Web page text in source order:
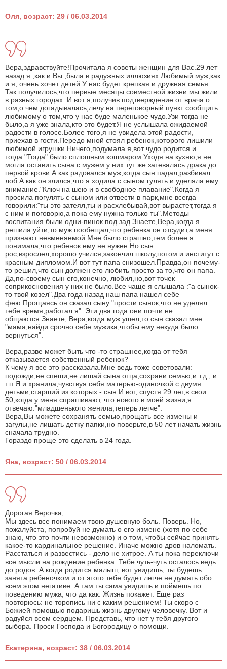
Оля, возраст: 29 / 06.03.2014
Вера,здравствуйте!Прочитала я советы женщин для Вас.29 лет
назад я ,как и Вы ,была в радужных иллюзиях.Любимый муж,как
и я, очень хочет детей.У нас будет крепкая и дружная семья.
Так получилось,что первые месяцы совместной жизни мы жили
в разных городах. И вот я,получив подтверждение от врача о
том,о чем догадывалась,лечу на переговорный пункт сообщить
любимому о том,что у нас буде маленькое чудо.Узи тогда не
было,а я уже знала,кто это будет.Я не услышала ожидаемой
радости в голосе.Более того,я не увидела этой радости,
приехав в гости.Передо мной стоял ребенок,которого лишили
любимой игрушки.Ничего,подумала я,вот чудо родится и
тогда."Тогда" было сплошным кошмаром.Уходя на кухню,я не
могла оставить сына с мужем.у них тут же затевалась драка до
первой крови.А как радовался муж,когда сын падал,разбивал
лоб.А как он злился,что я ходила с сыном гулять и уделяла ему
внимание."Ключ на шею и в свободное плавание".Когда я
просила погулять с сыном или отвести в парк,мне всегда
говорили:"ты это затеял,ты и расхлебывай,вот вырастет,тогда я
с ним и поговорю,а пока ему нужна только ты".Методы
воспитания были одни-пинок под зад.Знаете,Вера,когда я
решила уйти,то муж пообещал,что ребенка он отсудит,а меня
признают невменяемой.Мне было страшно,тем более я
понимала,что ребенок ему не нужен.Но сын
рос,взрослел,хорошо учился,закончил школу,потом и институт с
красным дипломом.И вот тут папа снизошел.Правда,он почему-
то решил,что сын должен его любить просто за то,что он папа.
Да,по-своему сын его,конечно, любил,но,вот точек
соприкосновения у них не было.Все чаще я слышала :"а сынок-
то твой козел".Два года назад наш папа нашел себе
фею.Прощаясь он сказал сыну:"прости сынок,что не уделял
тебе время,работал я". Эти два года они почти не
общаются.Знаете, Вера,когда муж ушел,то сын сказал мне:
"мама,найди срочно себе мужика,чтобы ему некуда было
вернуться".
Вера,разве может быть что -то страшнее,когда от тебя
отказывается собственный ребенок?
К чему я все это рассказала.Мне ведь тоже советовали:
подожди,не спеши,не лишай сына отца,сохрани семью,и т.д., и
т.п.Я и хранила,чувствуя себя матерью-одиночкой с двумя
детьми,старший из которых - сын.И вот, спустя 29 лет,в свои
50,когда у меня спрашивают, что нового в моей жизни,я
отвечаю:"младшенького женила,теперь легче".
Вера,Вы можете сохранять семью,прощать все измены и
загулы,не лишать детку папки,но поверьте,в 50 лет начать жизнь
сначала трудно.
Гораздо проще это сделать в 24 года.
Яна, возраст: 50 / 06.03.2014
Дорогая Верочка,
Мы здесь все понимаем твою душевную боль. Поверь. Но,
пожалуйста, попробуй не думать о его измене (хотя по себе
знаю, что это почти невозможно) и о том, чтобы сейчас принять
какое-то кардинальное решение. Иначе можно дров наломать.
Расстаться и развестись - дело не хитрое. А ты пока переключи
все мысли на рождение ребенка. Тебе чуть-чуть осталось ведь
до родов. А когда родится малыш, вот увидишь, ты будешь
занята ребеночком и от этого тебе будет легче не думать обо
всем этом негативе. А там ты сама увидишь и поймешь по
поведению мужа, что да как. Жизнь покажет. Еще раз
повторюсь: не торопись ни с каким решением! Ты скоро с
Божией помощью подаришь жизнь другому человечку. Вот и
радуйся всем сердцем. Представь, что нет у тебя другого
выбора. Проси Господа и Богородицу о помощи.
Екатерина, возраст: 38 / 06.03.2014